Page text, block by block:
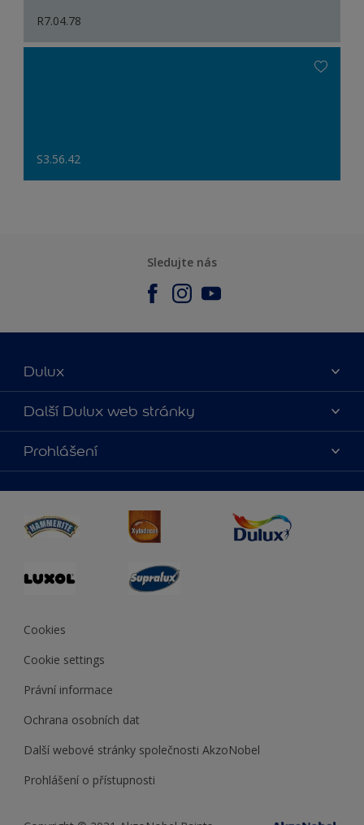
R7.04.78
S3.56.42
Sledujte nás
Dulux
O nás
Kontaktujte nás
Najít obchod
Další Dulux web stránky
duluxmalir.cz
duluxmaliar.sk
duluxprodejnabarev.cz
duluxpredajnafarieb.sk
Prohlášení
Cookies
Cookie settings
Právní informace
Ochrana osobních dat
Další webové stránky společnosti AkzoNobel
Prohlášení o přístupnosti